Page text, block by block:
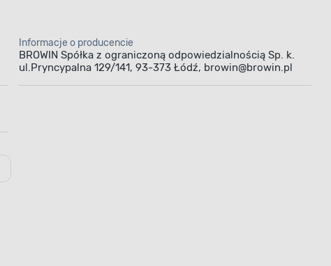
Informacje o producencie
BROWIN Spółka z ograniczoną odpowiedzialnością Sp. k.
ul.Pryncypalna 129/141, 93-373 Łódź, browin@browin.pl